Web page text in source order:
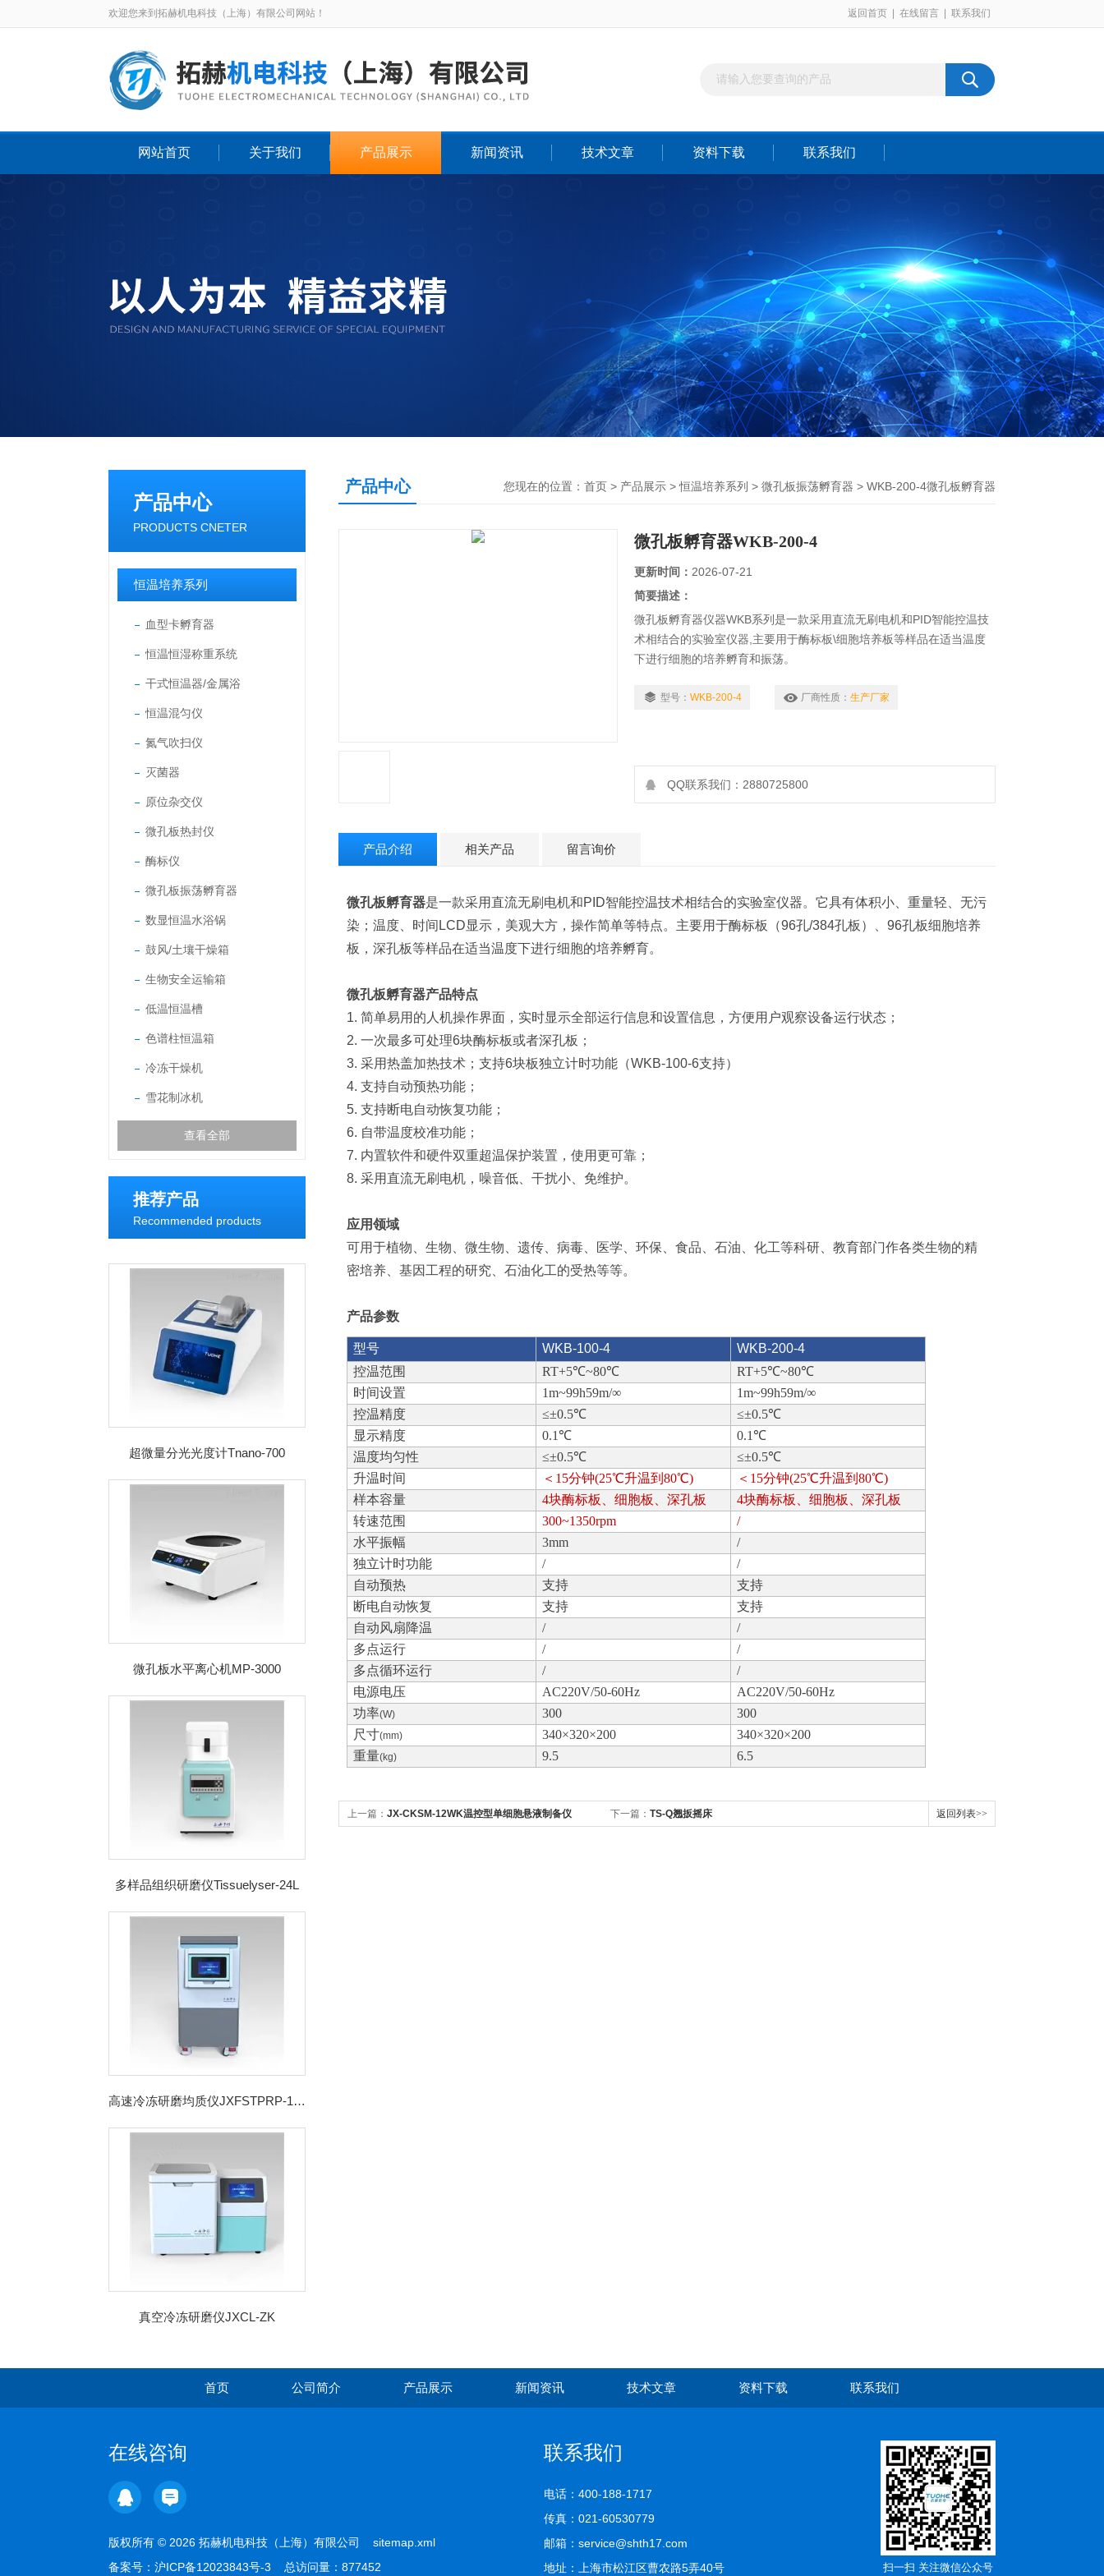
欢迎您来到拓赫机电科技（上海）有限公司网站！ 返回首页 在线留言 联系我们
网站首页 关于我们 产品展示 新闻资讯 技术文章 资料下载 联系我们
产品中心
PRODUCTS CNETER
恒温培养系列
血型卡孵育器
恒温恒湿称重系统
干式恒温器/金属浴
恒温混匀仪
氮气吹扫仪
灭菌器
原位杂交仪
微孔板热封仪
酶标仪
微孔板振荡孵育器
数显恒温水浴锅
鼓风/土壤干燥箱
生物安全运输箱
低温恒温槽
色谱柱恒温箱
冷冻干燥机
雪花制冰机
查看全部
推荐产品
Recommended products
超微量分光光度计Tnano-700
微孔板水平离心机MP-3000
多样品组织研磨仪Tissuelyser-24L
高速冷冻研磨均质仪JXFSTPRP-192CL
真空冷冻研磨仪JXCL-ZK
产品中心 您现在的位置： 首页 > 产品展示 >恒温培养系列 > 微孔板振荡孵育器 > WKB-200-4微孔板孵育器
微孔板孵育器WKB-200-4
更新时间： 2026-07-21
简要描述：
微孔板孵育器仪器WKB系列是一款采用直流无刷电机和PID智能控温技
术相结合的实验室仪器,主要用于酶标板\细胞培养板等样品在适当温度
下进行细胞的培养孵育和振荡。
型号： WKB-200-4 厂商性质： 生产厂家
QQ联系我们：2880725800
产品介绍 相关产品 留言询价
微孔板孵育器是一款采用直流无刷电机和PID智能控温技术相结合的实验室仪器。它具有体积小、重量轻、无污
染；温度、时间LCD显示，美观大方，操作简单等特点。主要用于酶标板（96孔/384孔板）、96孔板细胞培养
板，深孔板等样品在适当温度下进行细胞的培养孵育。
微孔板孵育器产品特点
1. 简单易用的人机操作界面，实时显示全部运行信息和设置信息，方便用户观察设备运行状态；
2. 一次最多可处理6块酶标板或者深孔板；
3. 采用热盖加热技术；支持6块板独立计时功能（WKB-100-6支持）
4. 支持自动预热功能；
5. 支持断电自动恢复功能；
6. 自带温度校准功能；
7. 内置软件和硬件双重超温保护装置，使用更可靠；
8. 采用直流无刷电机，噪音低、干扰小、免维护。
应用领域
可用于植物、生物、微生物、遗传、病毒、医学、环保、食品、石油、化工等科研、教育部门作各类生物的精
密培养、基因工程的研究、石油化工的受热等等。
产品参数
型号 WKB-100-4
WKB-200-4
控温范围
RT+5℃~80℃
RT+5℃~80℃
时间设置
1m~99h59m/∞
1m~99h59m/∞
控温精度
≤±0.5℃
≤±0.5℃
显示精度
0.1℃
0.1℃
温度均匀性
≤±0.5℃
≤±0.5℃
升温时间
＜15分钟(25℃升温到80℃)
＜15分钟(25℃升温到80℃)
样本容量
4块酶标板、细胞板、深孔板
4块酶标板、细胞板、深孔板
转速范围
300~1350rpm
/
水平振幅
3mm
/
独立计时功能
/
/
自动预热
支持
支持
断电自动恢复
支持
支持
自动风扇降温
/
/
多点运行
/
/
多点循环运行
/
/
电源电压
AC220V/50-60Hz
AC220V/50-60Hz
功率(W) 300
300
尺寸(mm) 340×320×200
340×320×200
重量(kg) 9.5 6.5
上一篇： JX-CKSM-12WK温控型单细胞悬液制备仪 下一篇： TS-Q翘扳摇床 返回列表>>
首页 公司简介 产品展示 新闻资讯 技术文章 资料下载 联系我们
在线咨询
版权所有 © 2026 拓赫机电科技（上海）有限公司 sitemap.xml
备案号： 沪ICP备12023843号-3 总访问量：877452
联系我们
电话：400-188-1717
传真：021-60530779
邮箱：service@shth17.com
地址：上海市松江区曹农路5弄40号
扫一扫 关注微信公众号